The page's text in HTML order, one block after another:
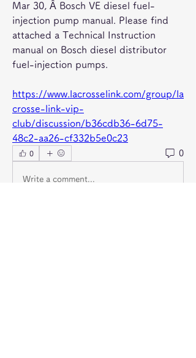
Mar 30, Â Bosch VE diesel fuel-
injection pump manual. Please find
attached a Technical Instruction
manual on Bosch diesel distributor
fuel-injection pumps.
https://www.lacrosselink.com/group/la
crosse-link-vip-
club/discussion/b36cdb36-6d75-
48c2-aa26-cf332b5e0c23
0 0
Write a comment...